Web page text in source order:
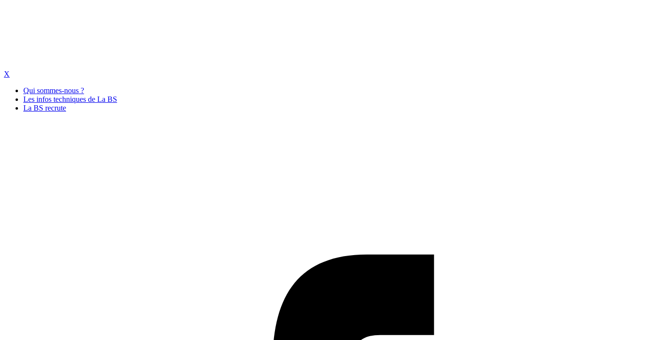
X
Qui sommes-nous ?
Les infos techniques de La BS
La BS recrute